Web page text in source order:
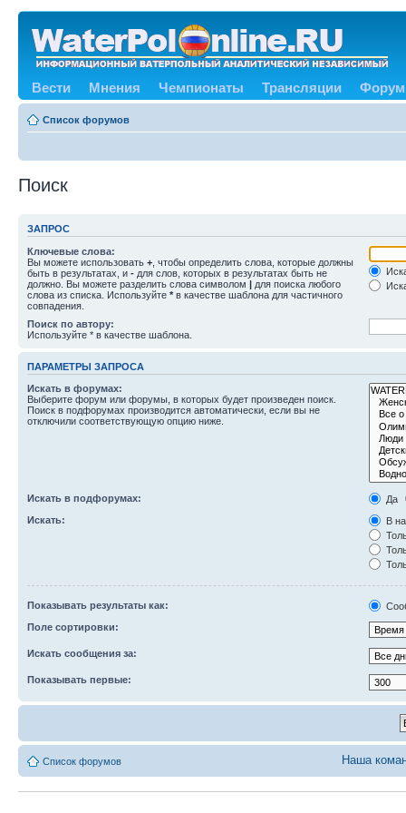
Вести Мнения Чемпионаты Трансляции Форум
Список форумов
Поиск
ЗАПРОС
Ключевые слова:
Вы можете использовать + , чтобы определить слова, которые должны
быть в результатах, и - для слов, которых в результатах быть не
должно. Вы можете разделить слова символом | для поиска любого
слова из списка. Используйте * в качестве шаблона для частичного
совпадения.
Поиск по автору:
Используйте * в качестве шаблона.
ПАРАМЕТРЫ ЗАПРОСА
Искать в форумах:
Выберите форум или форумы, в которых будет произведен поиск.
Поиск в подфорумах производится автоматически, если вы не
отключили соответствующую опцию ниже.
Искать в подфорумах:
Да
Искать:
В
Показывать результаты как:
Поле сортировки:
Искать сообщения за:
Показывать первые:
Список форумов Наша